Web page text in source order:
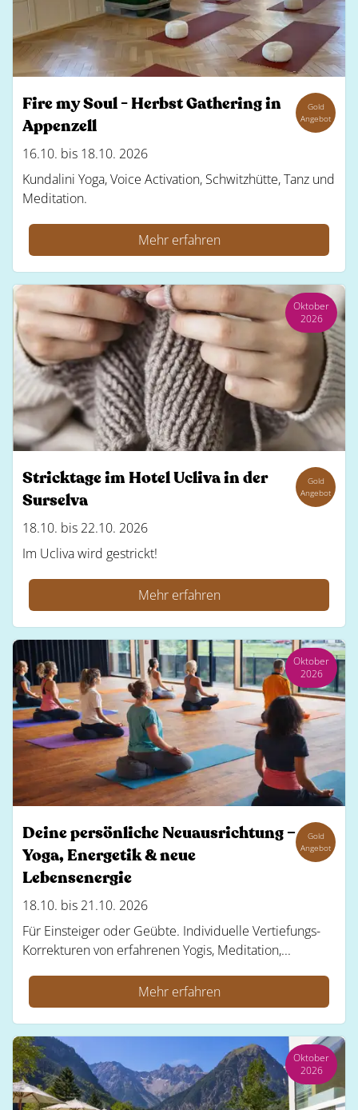
Fire my Soul - Herbst Gathering in
Appenzell
Gold
Angebot
16.10. bis 18.10. 2026
Kundalini Yoga, Voice Activation, Schwitzhütte, Tanz und
Meditation.
Mehr erfahren
Oktober
2026
Stricktage im Hotel Ucliva in der
Surselva
Gold
Angebot
18.10. bis 22.10. 2026
Im Ucliva wird gestrickt!
Mehr erfahren
Oktober
2026
Deine persönliche Neuausrichtung –
Yoga, Energetik & neue
Lebensenergie
Gold
Angebot
18.10. bis 21.10. 2026
Für Einsteiger oder Geübte. Individuelle Vertiefungs-
Korrekturen von erfahrenen Yogis, Meditation,...
Mehr erfahren
Oktober
2026